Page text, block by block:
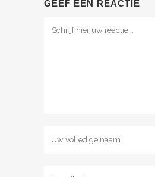
GEEF EEN REACTIE